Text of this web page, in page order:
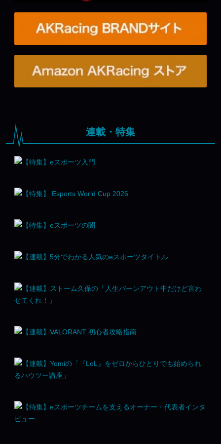
連載・特集